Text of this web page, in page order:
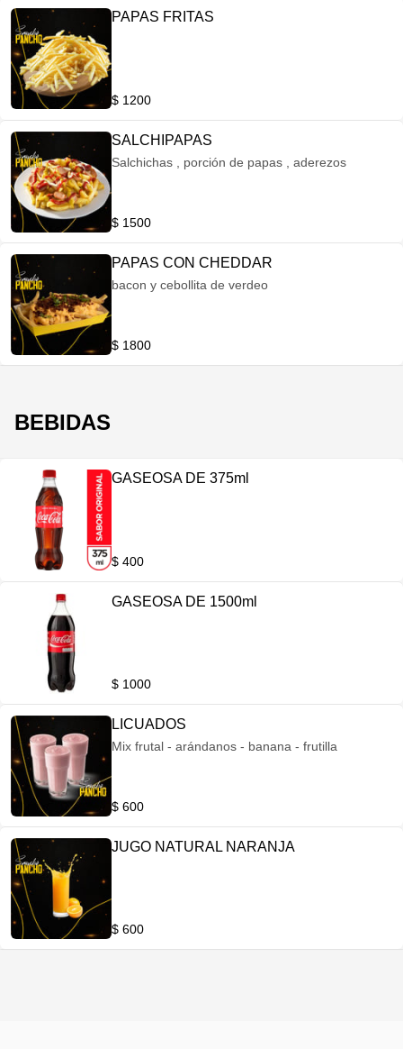
PAPAS FRITAS
$ 1200
SALCHIPAPAS
Salchichas , porción de papas , aderezos
$ 1500
PAPAS CON CHEDDAR
bacon y cebollita de verdeo
$ 1800
BEBIDAS
GASEOSA DE 375ml
$ 400
GASEOSA DE 1500ml
$ 1000
LICUADOS
Mix frutal - arándanos - banana - frutilla
$ 600
JUGO NATURAL NARANJA
$ 600